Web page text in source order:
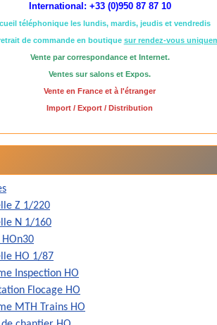
International: +33 (0)950 87 87 10
téléphonique les lundis, mardis, jeudis et vendredis
de commande en boutique sur rendez-vous
Vente par correspondance et Internet.
Ventes sur salons et Expos.
Vente en France et à l'étranger
Import / Export / Distribution
Z 1/220
N 1/160
HO 1/87
Inspection HO
Flocage HO
MTH Trains HO